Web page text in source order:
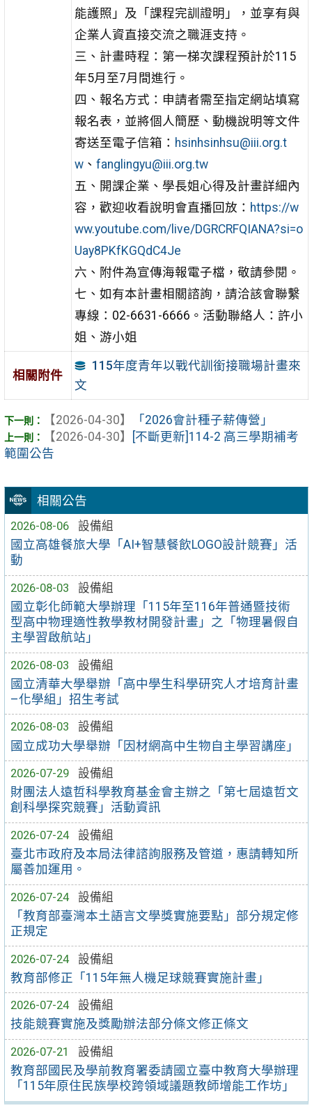
相關公告
2026-08-06
設備組
國立高雄餐旅大學「AI+智慧餐飲LOGO設計競賽」活
動
2026-08-03
設備組
國立彰化師範大學辦理「115年至116年普通暨技術
型高中物理適性教學教材開發計畫」之「物理暑假自
主學習啟航站」
2026-08-03
設備組
國立清華大學舉辦「高中學生科學研究人才培育計畫
–化學組」招生考試
2026-08-03
設備組
國立成功大學舉辦「因材網高中生物自主學習講座」
2026-07-29
設備組
財團法人遠哲科學教育基金會主辦之「第七屆遠哲文
創科學探究競賽」活動資訊
2026-07-24
設備組
臺北市政府及本局法律諮詢服務及管道，惠請轉知所
屬善加運用。
2026-07-24
設備組
「教育部臺灣本土語言文學獎實施要點」部分規定修
正規定
2026-07-24
設備組
教育部修正「115年無人機足球競賽實施計畫」
2026-07-24
設備組
技能競賽實施及獎勵辦法部分條文修正條文
2026-07-21
設備組
教育部國民及學前教育署委請國立臺中教育大學辦理
「115年原住民族學校跨領域議題教師增能工作坊」
能護照」及「課程完訓證明」，並享有與
企業人資直接交流之職涯支持。
三、計畫時程：第一梯次課程預計於115
年5月至7月間進行。
四、報名方式：申請者需至指定網站填寫
報名表，並將個人簡歷、動機說明等文件
寄送至電子信箱： hsinhsinhsu@iii.org.t
w、 fanglingyu@iii.org.tw
五、開課企業、學長姐心得及計畫詳細內
容，歡迎收看說明會直播回放： https://w
ww.youtube.com/live/DGRCRFQIANA?si=o
Uay8PKfKGQdC4Je
六、附件為宣傳海報電子檔，敬請參閱。
七、如有本計畫相關諮詢，請洽該會聯繫
專線：02-6631-6666。活動聯絡人：許小
姐、游小姐
相關附件
115年度青年以戰代訓銜接職場計畫來
文
【2026-04-30】
「2026會計種子薪傳營」
【2026-04-30】
[不斷更新]114-2 高三學期補考
範圍公告